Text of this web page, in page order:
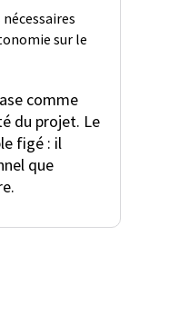
sur le
comme
du projet. Le
figé : il
que